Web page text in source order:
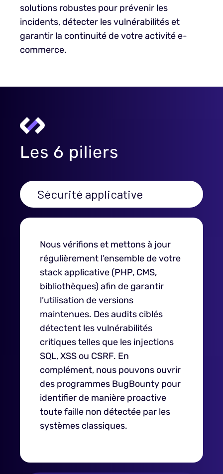
solutions robustes pour prévenir les
incidents, détecter les vulnérabilités et
garantir la continuité de votre activité e-
commerce.
Les 6 piliers
Sécurité applicative
Nous vérifions et mettons à jour
régulièrement l’ensemble de votre
stack applicative (PHP, CMS,
bibliothèques) afin de garantir
l’utilisation de versions
maintenues. Des audits ciblés
détectent les vulnérabilités
critiques telles que les injections
SQL, XSS ou CSRF. En
complément, nous pouvons ouvrir
des programmes BugBounty pour
identifier de manière proactive
toute faille non détectée par les
systèmes classiques.